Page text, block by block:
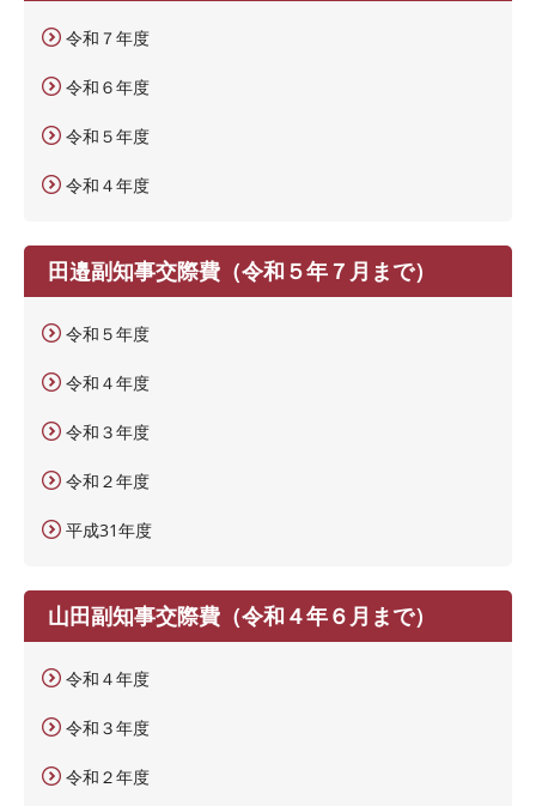
令和７年度
令和６年度
令和５年度
令和４年度
田邉副知事交際費（令和５年７月まで）
令和５年度
令和４年度
令和３年度
令和２年度
平成31年度
山田副知事交際費（令和４年６月まで）
令和４年度
令和３年度
令和２年度